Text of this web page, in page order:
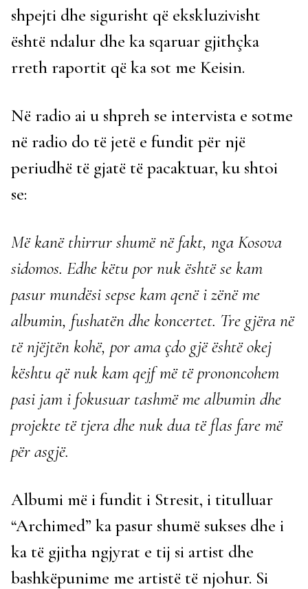
shpejti dhe sigurisht që ekskluzivisht
është ndalur dhe ka sqaruar gjithçka
rreth raportit që ka sot me Keisin.
Në radio ai u shpreh se intervista e sotme
në radio do të jetë e fundit për një
periudhë të gjatë të pacaktuar, ku shtoi
se:
Më kanë thirrur shumë në fakt, nga Kosova
sidomos. Edhe këtu por nuk është se kam
pasur mundësi sepse kam qenë i zënë me
albumin, fushatën dhe koncertet. Tre gjëra në
të njëjtën kohë, por ama çdo gjë është okej
kështu që nuk kam qejf më të prononcohem
pasi jam i fokusuar tashmë me albumin dhe
projekte të tjera dhe nuk dua të flas fare më
për asgjë.
Albumi më i fundit i Stresit, i titulluar
“Archimed” ka pasur shumë sukses dhe i
ka të gjitha ngjyrat e tij si artist dhe
bashkëpunime me artistë të njohur. Si